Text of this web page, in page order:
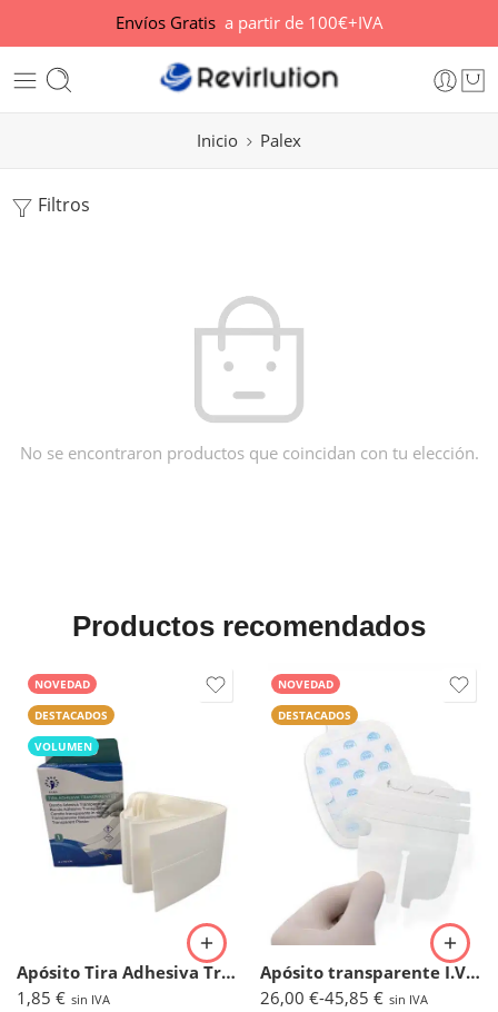
Envíos Gratisa partir de 100€+IVA
Inicio Palex
Filtros
No se encontraron productos que coincidan con tu elección.
Productos recomendados
NOVEDAD
DESTACADOS
VOLUMEN
Apósito Tira Adhesiva Transparente 6cmx100cm. (Caja 1ud)
1,85 € sin IVA
NOVEDAD
DESTACADOS
Apósito transparente I.V. reforzado – Oper Film Protect IV
26,00 €-45,85 € sin IVA